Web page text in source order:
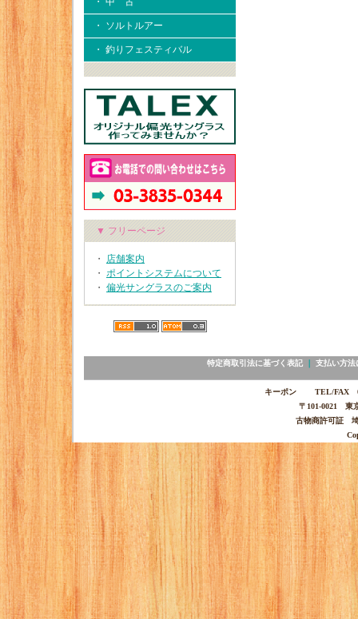
・ ソルトルアー
・ 釣りフェスティバル
▼ フリーページ
・ 店舗案内
・ ポイントシステムについて
・ 偏光サングラスのご案内
特定商取引法に基づく表記｜ 支払い方法
キーポン TEL/FAX
〒101-0021 東
古物商許可証